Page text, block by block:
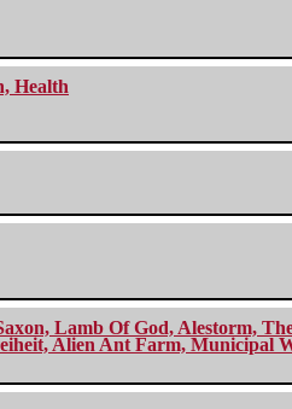
Health
Lamb Of God, Alestorm,
Alien Ant Farm, Municipal